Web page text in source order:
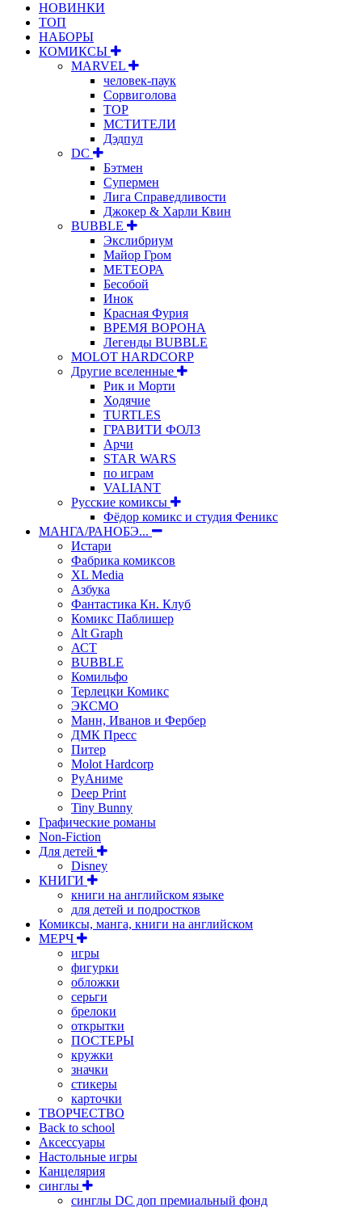
НОВИНКИ
ТОП
НАБОРЫ
КОМИКСЫ
MARVEL
человек-паук
Сорвиголова
ТОР
МСТИТЕЛИ
Дэдпул
DC
Бэтмен
Супермен
Лига Справедливости
Джокер & Харли Квин
BUBBLE
Экслибриум
Майор Гром
МЕТЕОРА
Бесобой
Инок
Красная Фурия
ВРЕМЯ ВОРОНА
Легенды BUBBLE
MOLOT HARDCORP
Другие вселенные
Рик и Морти
Ходячие
TURTLES
ГРАВИТИ ФОЛЗ
Арчи
STAR WARS
по играм
VALIANT
Русские комиксы
Фёдор комикс и студия Феникс
МАНГА/РАНОБЭ...
Истари
Фабрика комиксов
XL Media
Азбука
Фантастика Кн. Клуб
Комикс Паблишер
Alt Graph
АСТ
BUBBLE
Комильфо
Терлецки Комикс
ЭКСМО
Манн, Иванов и Фербер
ДМК Пресс
Питер
Molot Hardcorp
РуАниме
Deep Print
Tiny Bunny
Графические романы
Non-Fiction
Для детей
Disney
КНИГИ
книги на английском языке
для детей и подростков
Комиксы, манга, книги на английском
МЕРЧ
игры
фигурки
обложки
серьги
брелоки
открытки
ПОСТЕРЫ
кружки
значки
стикеры
карточки
ТВОРЧЕСТВО
Back to school
Аксессуары
Настольные игры
Канцелярия
синглы
синглы DC доп премиальный фонд